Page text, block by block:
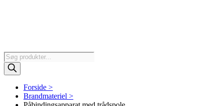
Products
search
Forside >
Brandmateriel >